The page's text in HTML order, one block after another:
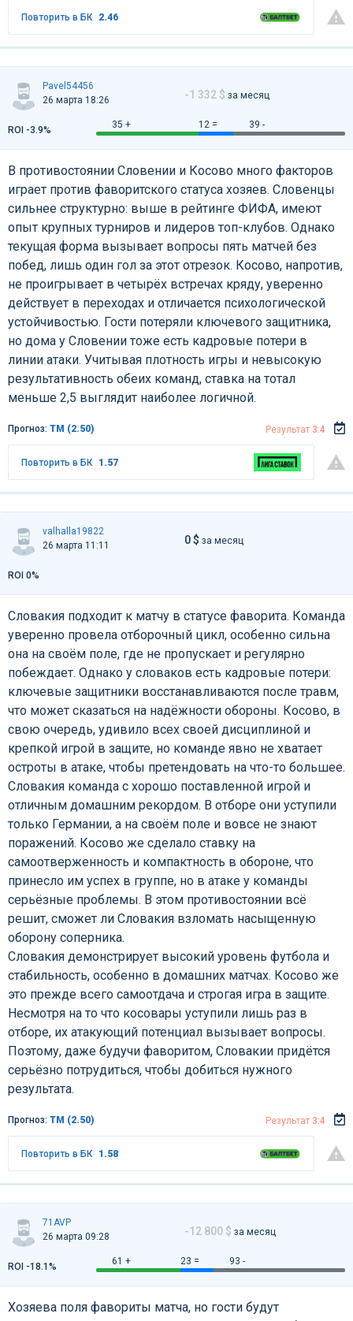
Повторить в БК 2.46
Pavel54456
26 марта 18:26
-1 332 $ за месяц
35 + 12 = 39 -
ROI -3.9%
В противостоянии Словении и Косово много факторов
играет против фаворитского статуса хозяев. Словенцы
сильнее структурно: выше в рейтинге ФИФА, имеют
опыт крупных турниров и лидеров топ-клубов. Однако
текущая форма вызывает вопросы пять матчей без
побед, лишь один гол за этот отрезок. Косово, напротив,
не проигрывает в четырёх встречах кряду, уверенно
действует в переходах и отличается психологической
устойчивостью. Гости потеряли ключевого защитника,
но дома у Словении тоже есть кадровые потери в
линии атаки. Учитывая плотность игры и невысокую
результативность обеих команд, ставка на тотал
меньше 2,5 выглядит наиболее логичной.
Прогноз: ТМ (2.50) Результат 3:4
Повторить в БК 1.57
valhalla19822
26 марта 11:11
0 $ за месяц
ROI 0%
Словакия подходит к матчу в статусе фаворита. Команда
уверенно провела отборочный цикл, особенно сильна
она на своём поле, где не пропускает и регулярно
побеждает. Однако у словаков есть кадровые потери:
ключевые защитники восстанавливаются после травм,
что может сказаться на надёжности обороны. Косово, в
свою очередь, удивило всех своей дисциплиной и
крепкой игрой в защите, но команде явно не хватает
остроты в атаке, чтобы претендовать на что-то большее.
Словакия команда с хорошо поставленной игрой и
отличным домашним рекордом. В отборе они уступили
только Германии, а на своём поле и вовсе не знают
поражений. Косово же сделало ставку на
самоотверженность и компактность в обороне, что
принесло им успех в группе, но в атаке у команды
серьёзные проблемы. В этом противостоянии всё
решит, сможет ли Словакия взломать насыщенную
оборону соперника.
Словакия демонстрирует высокий уровень футбола и
стабильность, особенно в домашних матчах. Косово же
это прежде всего самоотдача и строгая игра в защите.
Несмотря на то что косовары уступили лишь раз в
отборе, их атакующий потенциал вызывает вопросы.
Поэтому, даже будучи фаворитом, Словакии придётся
серьёзно потрудиться, чтобы добиться нужного
результата.
Прогноз: ТМ (2.50) Результат 3:4
Повторить в БК 1.58
71AVP
26 марта 09:28
-12 800 $ за месяц
61 + 23 = 93 -
ROI -18.1%
Хозяева поля фавориты матча, но гости будут